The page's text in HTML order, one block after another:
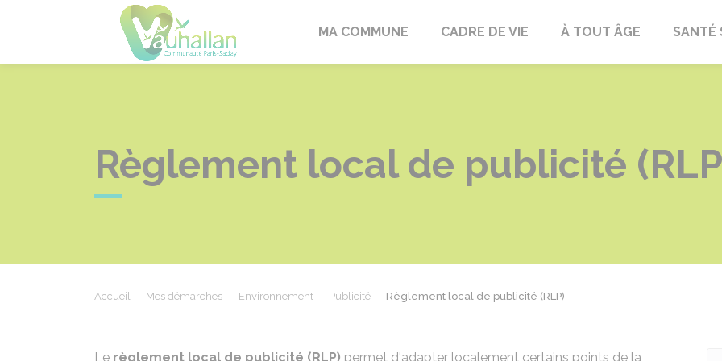
VauhallanMA COMMUNE CADRE DE VIE À TOUT ÂGE SANTÉ
Règlement local de publicité
Accueil Mes démarches Environnement Publicité Règlement local de publicité (RLP)
Le règlement local de publicité (RLP) permet d'adapter localement certains points de la